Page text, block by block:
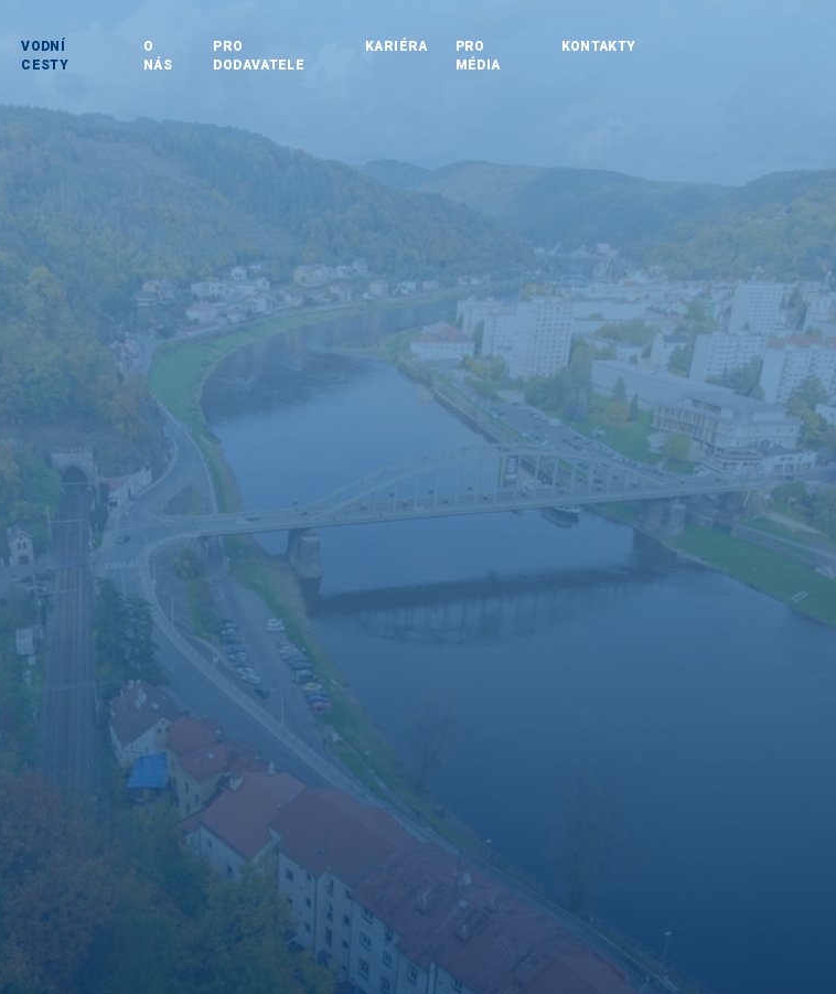
VODNÍ
CESTY
O
NÁS
PRO
DODAVATELE
KARIÉRA
PRO
MÉDIA
KONTAKTY